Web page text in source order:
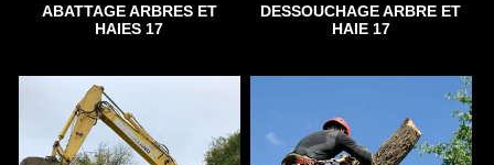
ABATTAGE ARBRES ET
HAIES 17
DESSOUCHAGE ARBRE ET
HAIE 17